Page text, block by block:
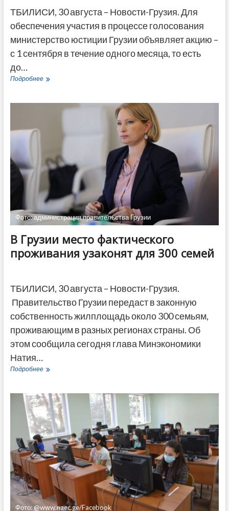
ТБИЛИСИ, 30 августа – Новости-Грузия. Для
обеспечения участия в процессе голосования
министерство юстиции Грузии объявляет акцию –
с 1 сентября в течение одного месяца, то есть
до…
ПодробнееМинюст
выдавать
бесплатно
Фото: администрация правительства Грузии
В Грузии место фактического
проживания узаконят для 300 семей
ТБИЛИСИ, 30 августа – Новости-Грузия.
Правительство Грузии передаст в законную
собственность жилплощадь около 300 семьям,
проживающим в разных регионах страны. Об
этом сообщила сегодня глава Минэкономики
Натия…
ПодробнееВ
фактического
проживания
узаконят
для
300
семей
Фото: @www.naec.ge/Facebook